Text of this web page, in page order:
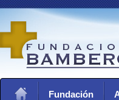
Fundación